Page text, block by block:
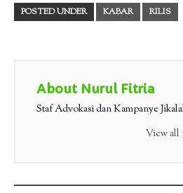
POSTED UNDER KABAR RILIS
About Nurul Fitria
Staf Advokasi dan Kampanye
View all